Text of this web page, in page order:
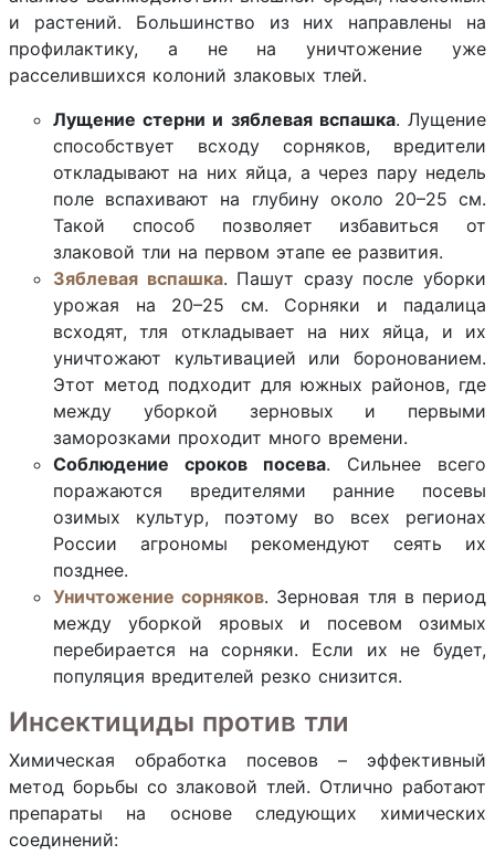
и растений. Большинство из них направлены на
профилактику, а не на уничтожение уже
расселившихся колоний злаковых тлей.
Лущение стерни и зяблевая вспашка. Лущение
способствует всходу сорняков, вредители
откладывают на них яйца, а через пару недель
поле вспахивают на глубину около 20–25 см.
Такой способ позволяет избавиться от
злаковой тли на первом этапе ее развития.
Зяблевая вспашка. Пашут сразу после уборки
урожая на 20–25 см. Сорняки и падалица
всходят, тля откладывает на них яйца, и их
уничтожают культивацией или боронованием.
Этот метод подходит для южных районов, где
между уборкой зерновых и первыми
заморозками проходит много времени.
Соблюдение сроков посева. Сильнее всего
поражаются вредителями ранние посевы
озимых культур, поэтому во всех регионах
России агрономы рекомендуют сеять их
позднее.
Уничтожение сорняков. Зерновая тля в период
между уборкой яровых и посевом озимых
перебирается на сорняки. Если их не будет,
популяция вредителей резко снизится.
Инсектициды против тли
Химическая обработка посевов – эффективный
метод борьбы со злаковой тлей. Отлично работают
препараты на основе следующих химических
соединений: